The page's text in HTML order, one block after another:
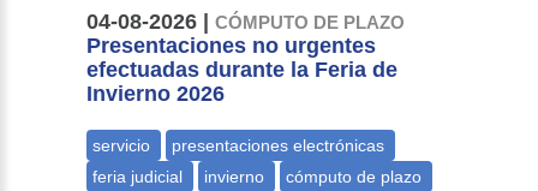
04-08-2026 |CÓMPUTO DE PLAZO
Presentaciones no urgentes
efectuadas durante la Feria de
Invierno 2026